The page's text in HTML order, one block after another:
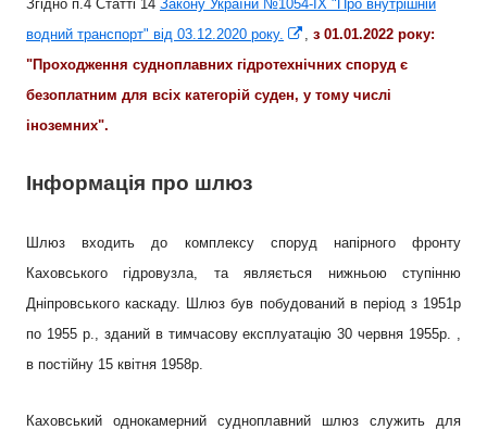
Згідно п.4 Статті 14 Закону України №1054-IX "Про внутрішній
водний транспорт" від 03.12.2020 року.
Відкрити
вікні
з 01.01.2022 року:
"Проходження судноплавних гідротехнічних споруд є
безоплатним для всіх категорій суден, у тому числі
іноземних".
Інформація про шлюз
Шлюз входить до комплексу споруд напірного фронту
Каховського гідровузла, та являється нижньою ступінню
Дніпровського каскаду. Шлюз був побудований в період з 1951р
по 1955 р., зданий в тимчасову експлуатацію 30 червня 1955р. ,
в постійну 15 квітня 1958р.
Каховський однокамерний судноплавний шлюз служить для